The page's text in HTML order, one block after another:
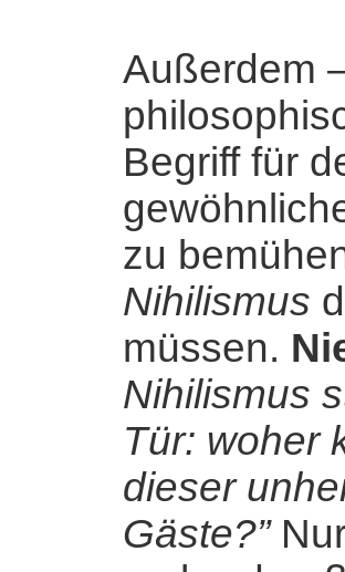
Außerdem
Begriff für
zu
Nihilismus
müssen.
Nihilismus
Tür: woher
dieser
Gäste?”